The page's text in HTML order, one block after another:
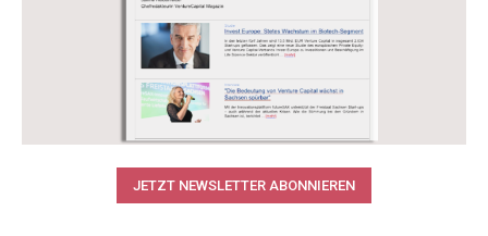
JETZT NEWSLETTER ABONNIEREN